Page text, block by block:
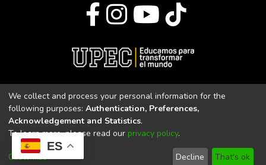
ES
Universidad Politécnica Estatal del Carchi
Universidad Politécnica Estatal del Carchi | Acreditada por el
CACES Resolución N°. 160-SE-33-CACES-2020
We collect and process your personal information for the
following purposes: Authentication, Preferences,
Acknowledgement and Statistics.
To learn more, please read our privacy policy.
Customize Decline That's ok